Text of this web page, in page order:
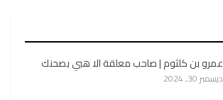
عمرو بن كلثوم | صاحب معلقة الا هبي بصحنك
ديسمبر 30, 2024